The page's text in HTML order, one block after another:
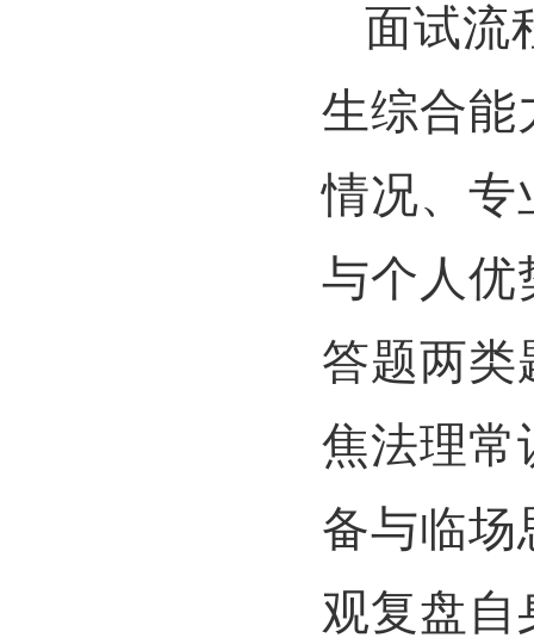
面试流
生综合能
情况、专
与个人优
答题两类
焦法理常
备与临场
观复盘自